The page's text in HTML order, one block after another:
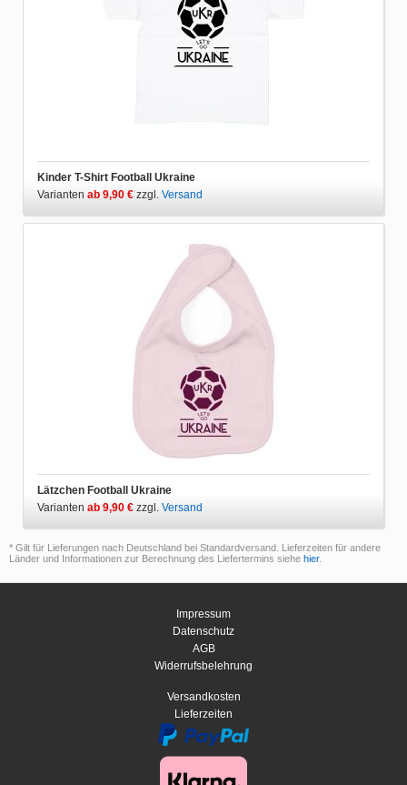
Kinder T-Shirt Football Ukraine
Varianten ab 9,90 € zzgl. Versand
Lätzchen Football Ukraine
Varianten ab 9,90 € zzgl. Versand
* Gilt für Lieferungen nach Deutschland bei Standardversand. Lieferzeiten für andere
Länder und Informationen zur Berechnung des Liefertermins siehe hier.
Impressum
Datenschutz
AGB
Widerrufsbelehrung
Versandkosten
Lieferzeiten